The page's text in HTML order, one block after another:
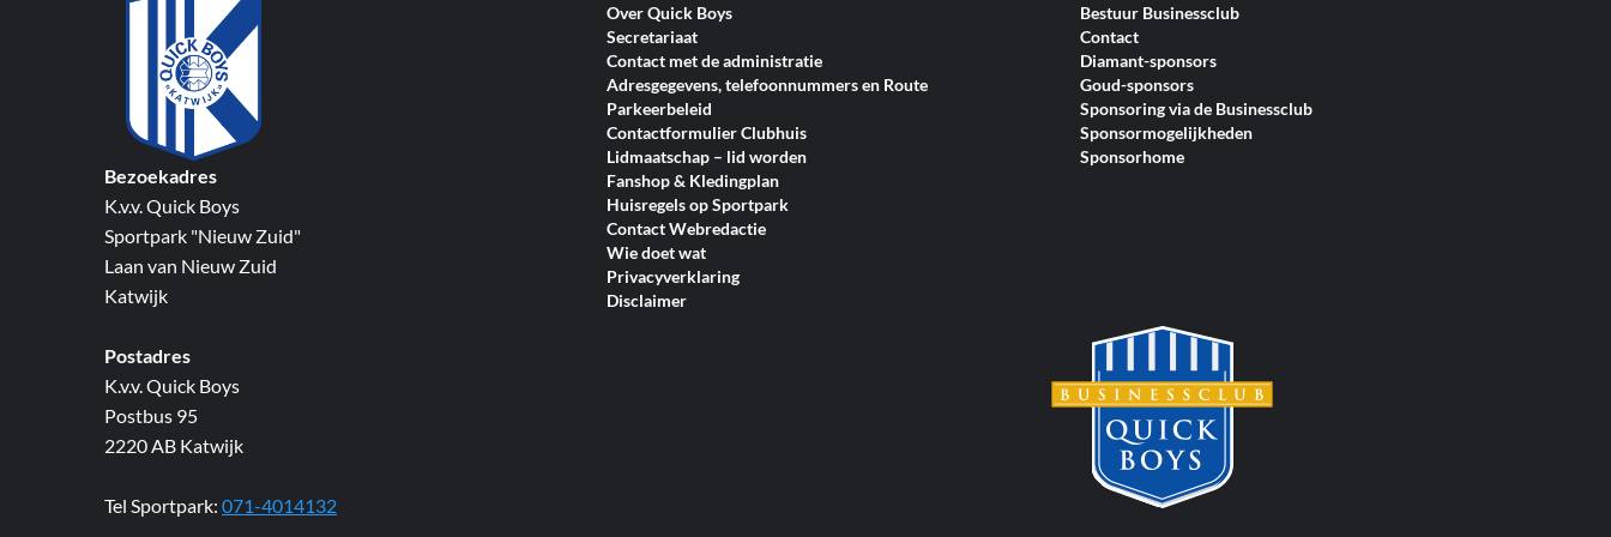
Bezoekadres
K.v.v. Quick Boys
Sportpark "Nieuw Zuid"
Laan van Nieuw Zuid
Katwijk
Postadres
K.v.v. Quick Boys
Postbus 95
2220 AB Katwijk
Tel Sportpark: 071-4014132
Over Quick Boys
Secretariaat
Contact met de administratie
Adresgegevens, telefoonnummers en Route
Parkeerbeleid
Contactformulier Clubhuis
Lidmaatschap – lid worden
Fanshop & Kledingplan
Huisregels op Sportpark
Contact Webredactie
Wie doet wat
Privacyverklaring
Disclaimer
Bestuur Businessclub
Contact
Diamant-sponsors
Goud-sponsors
Sponsoring via de Businessclub
Sponsormogelijkheden
Sponsorhome